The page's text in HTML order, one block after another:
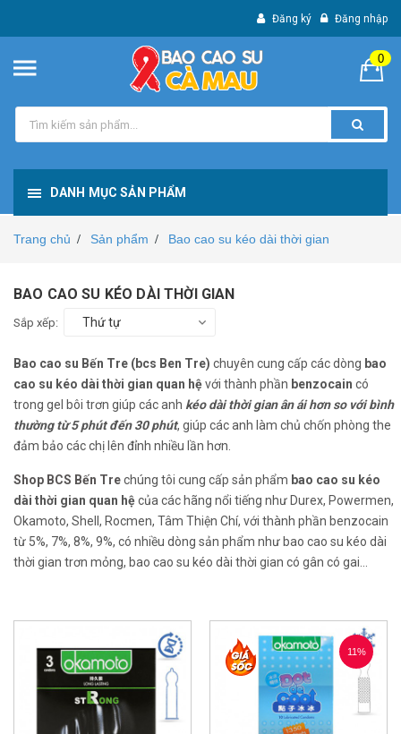
Đăng ký Đăng nhập
0
DANH MỤC SẢN PHẨM
Trang chủ / Sản phẩm / Bao cao su kéo dài thời gian
BAO CAO SU KÉO DÀI THỜI GIAN
Sắp xếp: Thứ tự
Bao cao su Bến Tre (bcs Ben Tre) chuyên cung cấp các dòng bao
cao su kéo dài thời gian quan hệvới thành phần benzocain có
trong gel bôi trơn giúp các anh kéo dài thời gian ân ái hơn so với bình
thường từ 5 phút đến 30 phút, giúp các anh làm chủ chốn phòng the
đảm bảo các chị lên đỉnh nhiều lần hơn.
Shop BCS Bến Trechúng tôi cung cấp sản phẩm bao cao su kéo
dài thời gian quan hệcủa các hãng nổi tiếng như Durex, Powermen,
Okamoto, Shell, Rocmen, Tâm Thiện Chí, với thành phần benzocain
từ 5%, 7%, 8%, 9%, có nhiều dòng sản phẩm như bao cao su kéo dài
thời gian trơn mỏng, bao cao su kéo dài thời gian có gân có gai...
11%